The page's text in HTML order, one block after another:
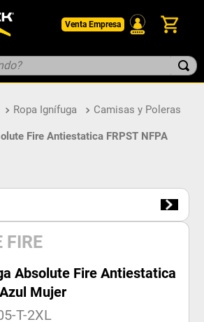
Venta Empresa
Ropa Ignífuga Camisas y Poleras
Fire Antiestatica FRPST NFPA
FIRE
Absolute Fire Antiestatica
Mujer
T-2XL
1. botin
2 . pantalon